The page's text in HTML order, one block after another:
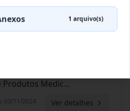
em Informatica...
:03/11/2024 Ver detalhes
Produtos Medic...
: 03/11/2024 Ver detalhes
1 arquivo(s)